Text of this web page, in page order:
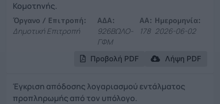
Κομοτηνής.
Όργανο / Επιτροπή:
Δημοτική Επιτροπή
ΑΔΑ:
926ΒΩΛΟ-
ΓΦΜ
ΑΑ:
178
Ημερομηνία:
2026-06-02
Προβολή PDF Λήψη PDF
Έγκριση απόδοσης λογαριασμού εντάλματος
προπληρωμής από τον υπόλογο.